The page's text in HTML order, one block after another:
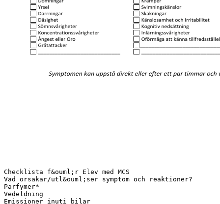
Checklista f&ouml;r Elev med MCS
Vad orsakar/utl&ouml;ser symptom och reaktioner?
Parfymer*
Vedeldning
Emissioner inuti bilar